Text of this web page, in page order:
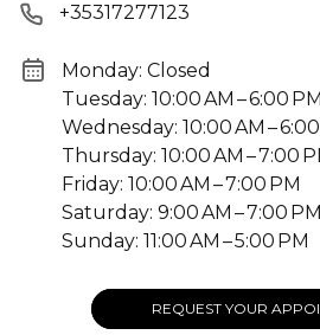
+35317277123
Monday: Closed
Tuesday: 10:00 AM – 6:00 PM
Wednesday: 10:00 AM –
Thursday: 10:00 AM – 7:00
Friday: 10:00 AM – 7:00 PM
Saturday: 9:00 AM – 7:00 PM
Sunday: 11:00 AM – 5:00 PM
REQUEST YOUR